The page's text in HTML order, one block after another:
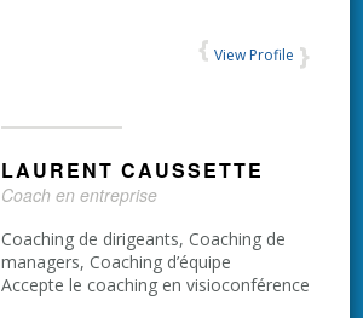
View Profile
LAURENT CAUSSETTE
Coach en entreprise
Coaching de dirigeants, Coaching de
managers, Coaching d’équipe
Accepte le coaching en visioconférence